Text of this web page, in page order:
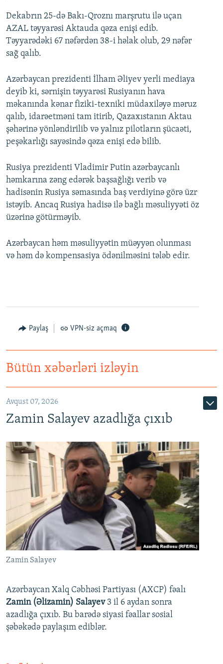
Dekabrın 25-də Bakı-Qroznı marşrutu ilə uçan
AZAL təyyarəsi Aktauda qəza enişi edib.
Təyyarədəki 67 nəfərdən 38-i həlak olub, 29 nəfər
sağ qalıb.
Azərbaycan prezidenti İlham Əliyev yerli mediaya
deyib ki, sərnişin təyyarəsi Rusiyanın hava
məkanında kənar fiziki-texniki müdaxiləyə məruz
qalıb, idarəetməni tam itirib, Qazaxıstanın Aktau
şəhərinə yönləndirilib və yalnız pilotların şücaəti,
peşəkarlığı sayəsində qəza enişi edə bilib.
Rusiya prezidenti Vladimir Putin azərbaycanlı
həmkarına zəng edərək başsağlığı verib və
hadisənin Rusiya səmasında baş verdiyinə görə üzr
istəyib. Ancaq Rusiya hadisə ilə bağlı məsuliyyəti öz
üzərinə götürməyib.
Azərbaycan həm məsuliyyətin müəyyən olunması
və həm də kompensasiya ödənilməsini tələb edir.
Paylaş VPN-siz açmaq
Bütün xəbərləri izləyin
Avqust 07, 2026
Zamin Salayev azadlığa çıxıb
Zamin Salayev
Azərbaycan Xalq Cəbhəsi Partiyası (AXCP) fəalı
Zamin (Əlizamin) Salayev 3 il 6 aydan sonra
azadlığa çıxıb. Bu barədə siyasi fəallar sosial
şəbəkədə paylaşım ediblər.